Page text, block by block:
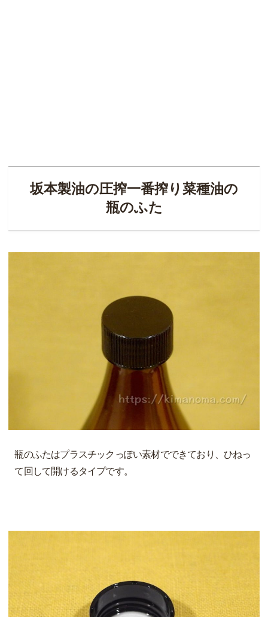
坂本製油の圧搾一番搾り菜種油の
瓶のふた
瓶のふたはプラスチックっぽい素材でできており、ひねっ
て回して開けるタイプです。